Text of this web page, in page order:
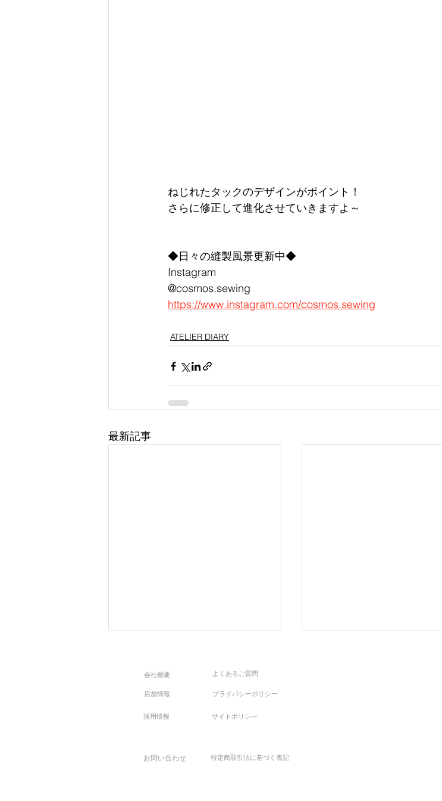
ねじれたタックのデザインがポイント！
さらに修正して進化させていきますよ～
◆日々の縫製風景更新中◆
Instagram
@cosmos.sewing
https://www.instagram.com/cosmos.sewing
ATELIER DIARY
最新記事
質をあなたの日常に〜
会社概要
店舗情報
採用情報
よくあるご質問
プライバシーポリシー
サイトポリシー
お問い合わせ
特定商取引法に基づく表記